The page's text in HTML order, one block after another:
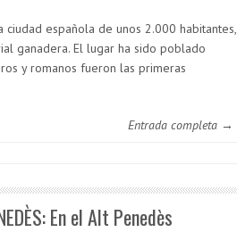
española de unos 2.000 habitantes,
ganadera. El lugar ha sido poblado
y romanos fueron las primeras
Entrada completa →
En el Alt Penedès